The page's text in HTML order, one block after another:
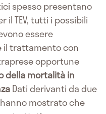
spesso presentano
TEV, tutti i possibili
essere
il trattamento con
opportune
della mortalità in
Dati derivanti da due
mostrato che